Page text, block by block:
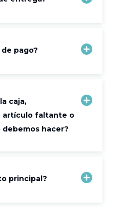
pago?
caja,
artículo faltante o
hacer?
principal?